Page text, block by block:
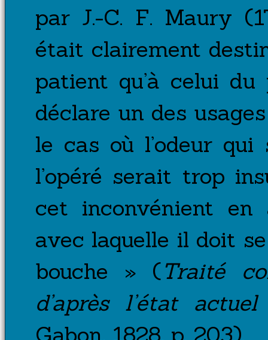
par J.-C. F. Maury
était clairement
patient qu’à celui
déclare un des
le cas où l’odeur qui
l’opéré serait trop
cet inconvénient en
avec laquelle il doit
bouche » (Traité
d’après l’état
Gabon, 1828, p. 203).